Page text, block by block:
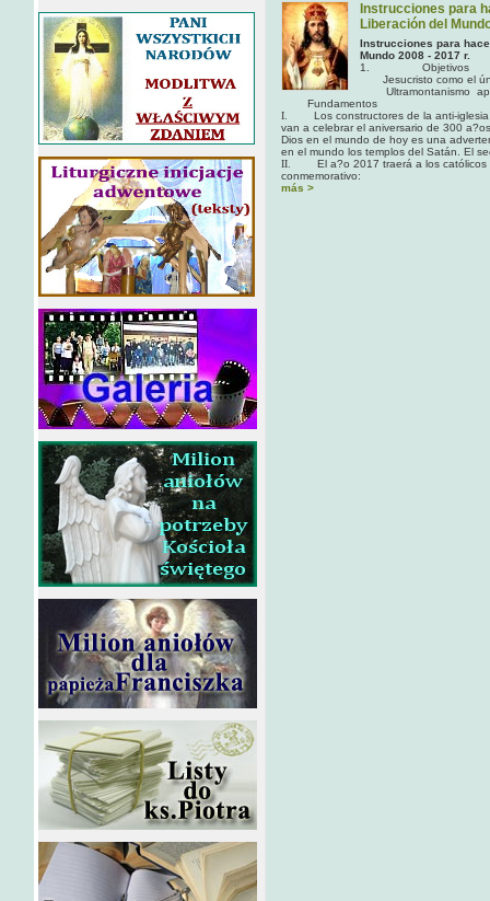
Instrucciones para
Liberación del
Instrucciones para
Mundo 2008 - 2017 r.
1. Objetivos
Jesucristo como el
Ultramontanismo
Fundamentos
I. Los constructores de la anti-
van a celebrar el aniversario de 300
Dios en el mundo de hoy es una
en el mundo los templos del Satán. El
II. El a?o 2017 traerá a los
conmemorativo:
más >